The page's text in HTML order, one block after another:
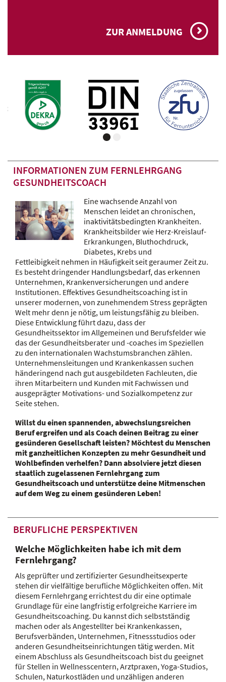
ZUR ANMELDUNG
INFORMATIONEN ZUM FERNLEHRGANG
GESUNDHEITSCOACH
Eine wachsende Anzahl von
Menschen leidet an chronischen,
inaktivitätsbedingten Krankheiten.
Krankheitsbilder wie Herz-Kreislauf-
Erkrankungen, Bluthochdruck,
Diabetes, Krebs und
Fettleibigkeit nehmen in Häufigkeit seit geraumer Zeit zu.
Es besteht dringender Handlungsbedarf, das erkennen
Unternehmen, Krankenversicherungen und andere
Institutionen. Effektives Gesundheitscoaching ist in
unserer modernen, von zunehmendem Stress geprägten
Welt mehr denn je nötig, um leistungsfähig zu bleiben.
Diese Entwicklung führt dazu, dass der
Gesundheitssektor im Allgemeinen und Berufsfelder wie
das der Gesundheitsberater und -coaches im Speziellen
zu den internationalen Wachstumsbranchen zählen.
Unternehmensleitungen und Krankenkassen suchen
händeringend nach gut ausgebildeten Fachleuten, die
ihren Mitarbeitern und Kunden mit Fachwissen und
ausgeprägter Motivations- und Sozialkompetenz zur
Seite stehen.
Willst du einen spannenden, abwechslungsreichen
Beruf ergreifen und als Coach deinen Beitrag zu einer
gesünderen Gesellschaft leisten? Möchtest du Menschen
mit ganzheitlichen Konzepten zu mehr Gesundheit und
Wohlbefinden verhelfen? Dann absolviere jetzt diesen
staatlich zugelassenen Fernlehrgang zum
Gesundheitscoach und unterstütze deine Mitmenschen
auf dem Weg zu einem gesünderen Leben!
BERUFLICHE PERSPEKTIVEN
Welche Möglichkeiten habe ich mit dem
Fernlehrgang?
Als geprüfter und zertifizierter Gesundheitsexperte
stehen dir vielfältige berufliche Möglichkeiten offen. Mit
diesem Fernlehrgang errichtest du dir eine optimale
Grundlage für eine langfristig erfolgreiche Karriere im
Gesundheitscoaching. Du kannst dich selbstständig
machen oder als Angestellter bei Krankenkassen,
Berufsverbänden, Unternehmen, Fitnessstudios oder
anderen Gesundheitseinrichtungen tätig werden. Mit
einem Abschluss als Gesundheitscoach bist du geeignet
für Stellen in Wellnesscentern, Arztpraxen, Yoga-Studios,
Schulen, Naturkostläden und unzähligen anderen